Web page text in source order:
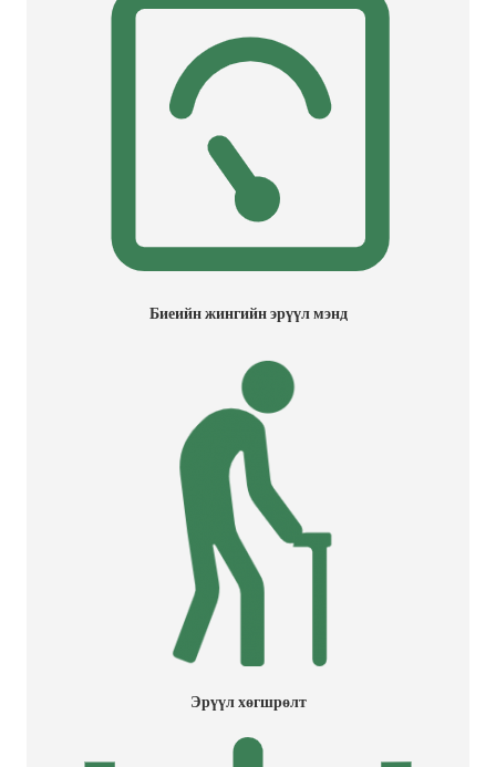
Биеийн жингийн эрүүл мэнд
Эрүүл хөгшрөлт